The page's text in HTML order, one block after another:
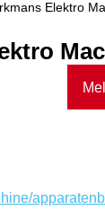
Elektro